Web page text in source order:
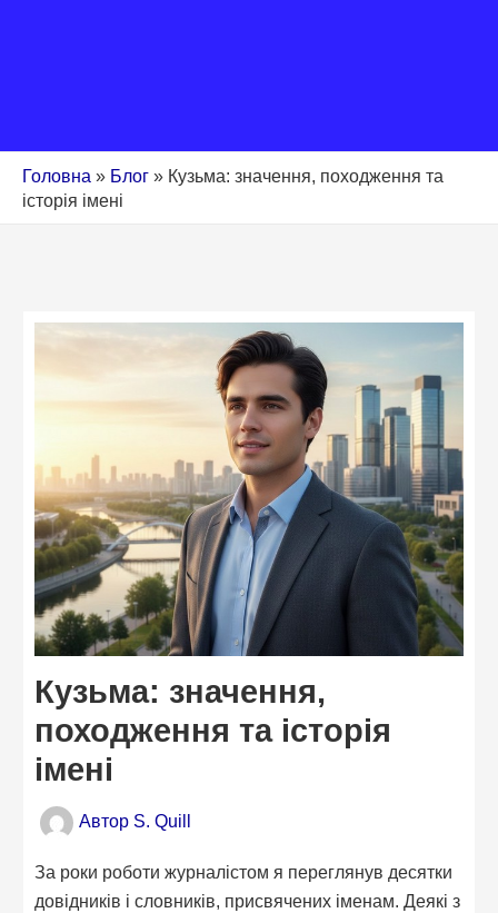
Головна » Блог » Кузьма: значення, походження та
історія імені
Кузьма: значення,
походження та історія
імені
Автор S. Quill
За роки роботи журналістом я переглянув десятки
довідників і словників, присвячених іменам. Деякі з